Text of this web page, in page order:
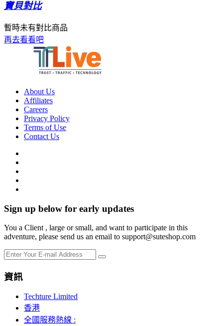
寶貝對比
暫時未有對比商品
再去看看吧
About Us
Affiliates
Careers
Privacy Policy
Terms of Use
Contact Us
Sign up below for early updates
You a Client , large or small, and want to participate in this
adventure, please send us an email to support@suteshop.com
資訊
Techture Limited
香港
全國服務熱線 :